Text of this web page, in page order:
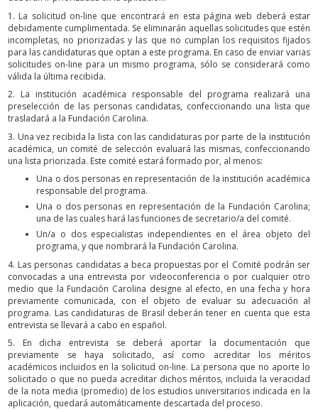
1. La solicitud on-line que encontrará en esta página web deberá estar
debidamente cumplimentada. Se eliminarán aquellas solicitudes que estén
incompletas, no priorizadas y las que no cumplan los requisitos fijados
para las candidaturas que optan a este programa. En caso de enviar varias
solicitudes on-line para un mismo programa, sólo se considerará como
válida la última recibida.
2. La institución académica responsable del programa realizará una
preselección de las personas candidatas, confeccionando una lista que
trasladará a la Fundación Carolina.
3. Una vez recibida la lista con las candidaturas por parte de la institución
académica, un comité de selección evaluará las mismas, confeccionando
una lista priorizada. Este comité estará formado por, al menos:
Una o dos personas en representación de la institución académica
responsable del programa.
Una o dos personas en representación de la Fundación Carolina;
una de las cuales hará las funciones de secretario/a del comité.
Un/a o dos especialistas independientes en el área objeto del
programa, y que nombrará la Fundación Carolina.
4. Las personas candidatas a beca propuestas por el Comité podrán ser
convocadas a una entrevista por videoconferencia o por cualquier otro
medio que la Fundación Carolina designe al efecto, en una fecha y hora
previamente comunicada, con el objeto de evaluar su adecuación al
programa. Las candidaturas de Brasil deberán tener en cuenta que esta
entrevista se llevará a cabo en español.
5. En dicha entrevista se deberá aportar la documentación que
previamente se haya solicitado, así como acreditar los méritos
académicos incluidos en la solicitud on-line. La persona que no aporte lo
solicitado o que no pueda acreditar dichos méritos, incluida la veracidad
de la nota media (promedio) de los estudios universitarios indicada en la
aplicación, quedará automáticamente descartada del proceso.